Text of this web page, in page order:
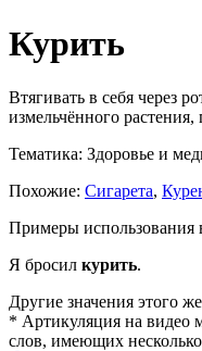
Курить
Втягивать в себя через
измельчённого
Тематика: Здоровье и
Похожие: Сигарета,
Примеры использования
Я бросил курить.
Другие значения этого
* Артикуляция на видео
слов, имеющих